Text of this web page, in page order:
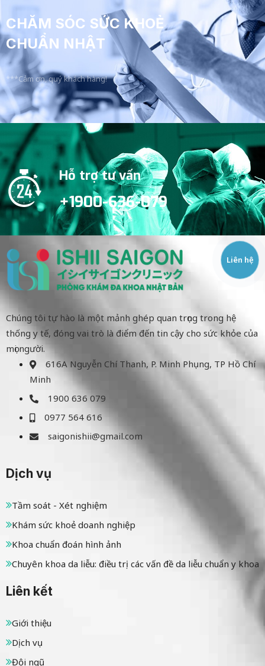
CHĂM SÓC SỨC KHOẺ
CHUẨN NHẬT
***Cảm ơn, quý khách hàng!
Hỗ trợ tư vấn
+1900-636-079
Chúng tôi tự hào là một mảnh ghép quan trọng trong hệ
thống y tế, đóng vai trò là điểm đến tin cậy cho sức khỏe của
mọi người.
616A Nguyễn Chí Thanh, P. Minh Phụng, TP Hồ Chí
Minh
1900 636 079
0977 564 616
saigonishii@gmail.com
Dịch vụ
Tầm soát - Xét nghiệm
Khám sức khoẻ doanh nghiệp
Khoa chuẩn đoán hình ảnh
Chuyên khoa da liễu: điều trị các vấn đề da liễu chuẩn y khoa
Liên kết
Giới thiệu
Dịch vụ
Đội ngũ
Liên hệ